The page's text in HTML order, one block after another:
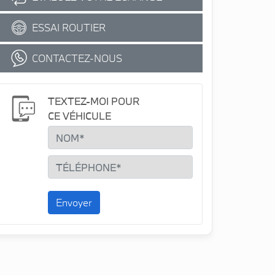
ESSAI ROUTIER
CONTACTEZ-NOUS
TEXTEZ-MOI POUR
CE VÉHICULE
Envoyer